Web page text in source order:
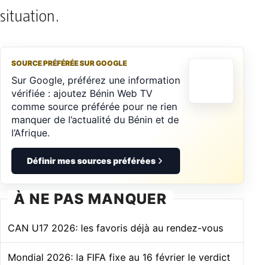
situation.
SOURCE PRÉFÉRÉE SUR GOOGLE
Sur Google, préférez une information
vérifiée : ajoutez Bénin Web TV
comme source préférée pour ne rien
manquer de l’actualité du Bénin et de
l’Afrique.
Définir mes sources préférées
À NE PAS MANQUER
CAN U17 2026: les favoris déjà au rendez-vous
Mondial 2026: la FIFA fixe au 16 février le verdict